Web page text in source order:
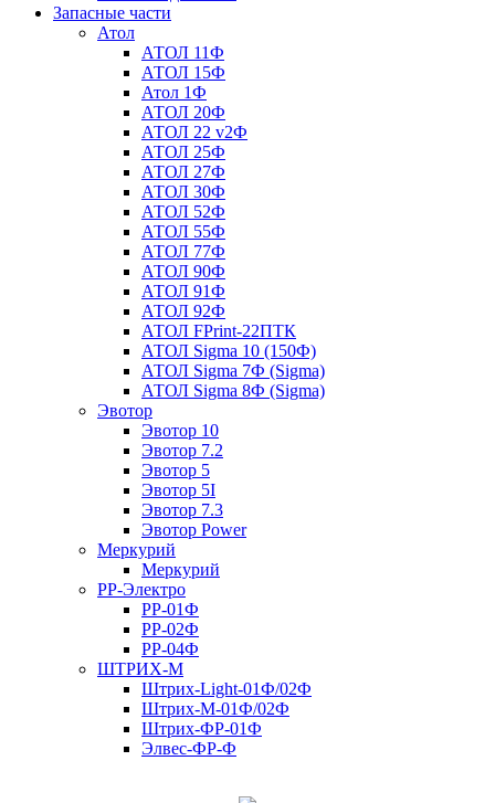
Запасные части
Атол
АТОЛ 11Ф
АТОЛ 15Ф
Атол 1Ф
АТОЛ 20Ф
АТОЛ 22 v2Ф
АТОЛ 25Ф
АТОЛ 27Ф
АТОЛ 30Ф
АТОЛ 52Ф
АТОЛ 55Ф
АТОЛ 77Ф
АТОЛ 90Ф
АТОЛ 91Ф
АТОЛ 92Ф
АТОЛ FPrint-22ПТК
АТОЛ Sigma 10 (150Ф)
АТОЛ Sigma 7Ф (Sigma)
АТОЛ Sigma 8Ф (Sigma)
Эвотор
Эвотор 10
Эвотор 7.2
Эвотор 5
Эвотор 5I
Эвотор 7.3
Эвотор Power
Меркурий
Меркурий
РР-Электро
РР-01Ф
РР-02Ф
РР-04Ф
ШТРИХ-М
Штрих-Light-01Ф/02Ф
Штрих-М-01Ф/02Ф
Штрих-ФР-01Ф
Элвес-ФР-Ф